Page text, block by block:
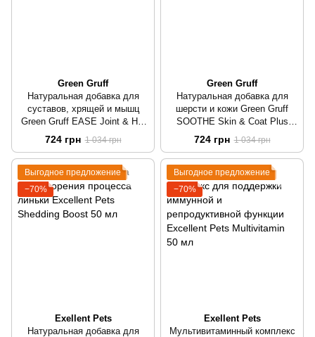
Green Gruff
Натуральная добавка для
суставов, хрящей и мышц
Green Gruff EASE Joint & Hip
Plus CBD
724 грн 1 034 грн
Green Gruff
Натуральная добавка для
шерсти и кожи Green Gruff
SOOTHE Skin & Coat Plus
CBD
724 грн 1 034 грн
Выгодное предложение
−70%
Exellent Pets
Натуральная добавка для
Выгодное предложение
−70%
Exellent Pets
Мультивитаминный комплекс